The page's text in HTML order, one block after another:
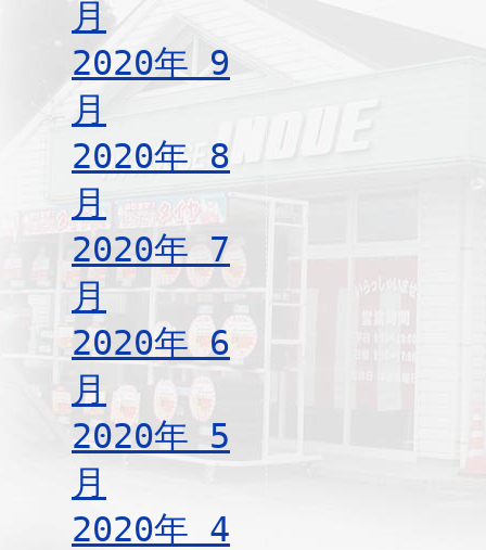
月
2020年 9
月
2020年 8
月
2020年 7
月
2020年 6
月
2020年 5
月
2020年 4